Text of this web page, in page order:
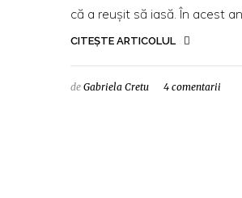
că a reușit să iasă. În acest
CITEȘTE ARTICOLUL
de Gabriela Cretu 4 comentarii